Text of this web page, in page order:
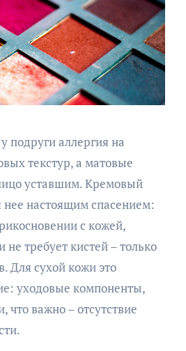
подруги аллергия на
текстур, а матовые
уставшим. Кремовый
нее настоящим спасением:
с кожей,
не требует кистей – только
Для сухой кожи это
уходовые компоненты,
что важно – отсутствие